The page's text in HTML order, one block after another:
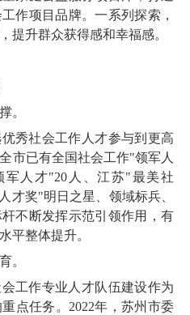
作项目品牌。一系列探索，
提升群众获得感和幸福感。
。
秀社会工作人才参与到更高
市已有全国社会工作"领军人
人才"20人、江苏"最美社
才奖"明日之星、领域标兵、
不断发挥示范引领作用，有
平整体提升。
。
工作专业人才队伍建设作为
点任务。2022年，苏州市委